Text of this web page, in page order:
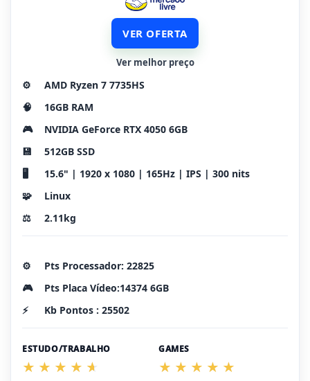
VER OFERTA
Ver melhor preço
⚙️
AMD Ryzen 7 7735HS
🧠
16GB RAM
🎮
NVIDIA GeForce RTX 4050 6GB
💾
512GB SSD
🖥️
15.6" | 1920 x 1080 | 165Hz | IPS | 300 nits
🧩
Linux
⚖️
2.11kg
⚙️
Pts Processador: 22825
🎮
Pts Placa Vídeo:14374 6GB
⚡
Kb Pontos : 25502
ESTUDO/TRABALHO GAMES